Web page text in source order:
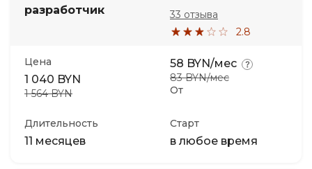
разработчик
2.8
33 отзыва
Цена
1 040 BYN
1 564 BYN От
58 BYN/мес
83 BYN/мес
Длительность
11 месяцев
Старт
в любое время